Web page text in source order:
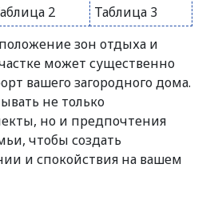
2
Таблица 3
зон отдыха и
может существенно
вашего загородного дома.
не только
но и предпочтения
чтобы создать
и спокойствия на вашем